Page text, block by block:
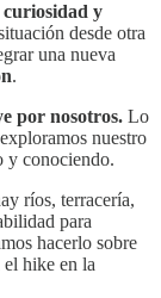
curiosidad y
desde otra
una nueva
.
por nosotros. Lo
nuestro
y conociendo.
ríos, terracería,
para
hacerlo sobre
hike en la